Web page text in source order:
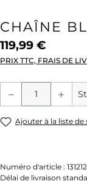
CHAÎNE
119,99 €
PRIX TTC, FRAIS DE
Quantité de
Ajouter à la liste de
Numéro d'article :
Délai de livraison